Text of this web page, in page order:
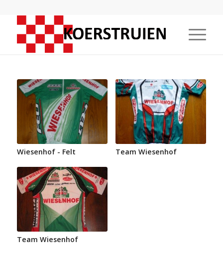
Wiesenhof - Felt Team Wiesenhof
Team Wiesenhof